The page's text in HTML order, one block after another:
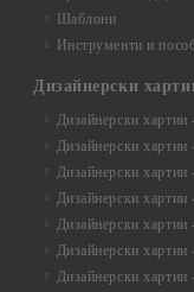
Шаблони
Инструменти и
Дизайнерски
Дизайнерски
Дизайнерски
Дизайнерски
Дизайнерски
Дизайнерски
Дизайнерски хартии
Дизайнерски хартии